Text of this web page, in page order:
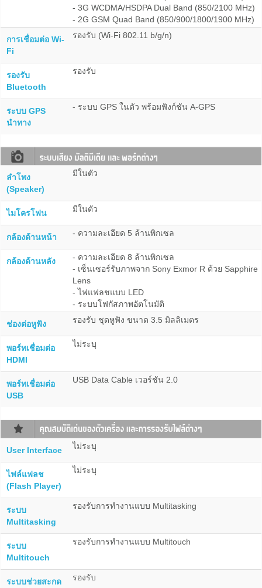
- 3G WCDMA/HSDPA Dual Band (850/2100 MHz)
- 2G GSM Quad Band (850/900/1800/1900 MHz)
การเชื่อมต่อ Wi-
Fi
รองรับ (Wi-Fi 802.11 b/g/n)
รองรับ
Bluetooth
รองรับ
ระบบ GPS
นำทาง
- ระบบ GPS ในตัว พร้อมฟังก์ชัน A-GPS
ลำโพง
(Speaker)
มีในตัว
ไมโครโฟน มีในตัว
กล้องด้านหน้า - ความละเอียด 5 ล้านพิกเซล
กล้องด้านหลัง
- ความละเอียด 8 ล้านพิกเซล
- เซ็นเซอร์รับภาพจาก Sony Exmor R ด้วย Sapphire
Lens
- ไฟแฟลชแบบ LED
- ระบบโฟกัสภาพอัตโนมัติ
ช่องต่อหูฟัง รองรับ ชุดหูฟัง ขนาด 3.5 มิลลิเมตร
พอร์ทเชื่อมต่อ
HDMI
ไม่ระบุ
พอร์ทเชื่อมต่อ
USB
USB Data Cable เวอร์ชัน 2.0
User Interface ไม่ระบุ
ไฟล์แฟลช
(Flash Player)
ไม่ระบุ
ระบบ
Multitasking
รองรับการทำงานแบบ Multitasking
ระบบ
Multitouch
รองรับการทำงานแบบ Multitouch
ระบบช่วยสะกด
รองรับ